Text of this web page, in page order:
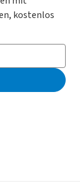
kostenlos